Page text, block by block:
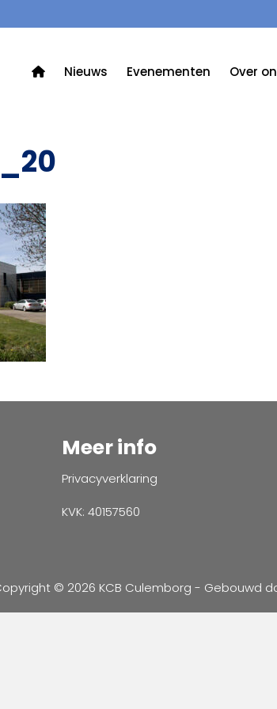
Nieuws Evenementen Over
Meer info
Privacyverklaring
KVK: 40157560
© 2026 KCB Culemborg - Gebouwd